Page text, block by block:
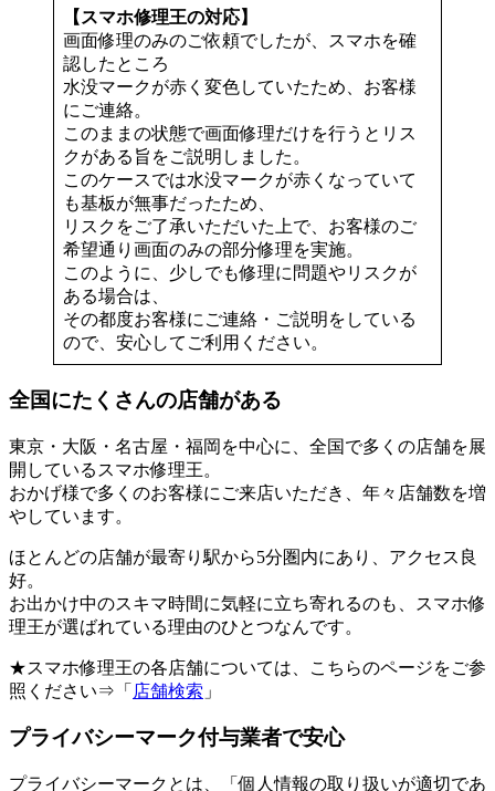
【スマホ修理王の対応】
画面修理のみのご依頼でしたが、スマホを確
認したところ
水没マークが赤く変色していたため、お客様
にご連絡。
このままの状態で画面修理だけを行うとリス
クがある旨をご説明しました。
このケースでは水没マークが赤くなっていて
も基板が無事だったため、
リスクをご了承いただいた上で、お客様のご
希望通り画面のみの部分修理を実施。
このように、少しでも修理に問題やリスクが
ある場合は、
その都度お客様にご連絡・ご説明をしている
ので、安心してご利用ください。
全国にたくさんの店舗がある
東京・大阪・名古屋・福岡を中心に、全国で多くの店舗を展
開しているスマホ修理王。
おかげ様で多くのお客様にご来店いただき、年々店舗数を増
やしています。
ほとんどの店舗が最寄り駅から5分圏内にあり、アクセス良
好。
お出かけ中のスキマ時間に気軽に立ち寄れるのも、スマホ修
理王が選ばれている理由のひとつなんです。
★スマホ修理王の各店舗については、こちらのページをご参
照ください⇒「 店舗検索 」
プライバシーマーク付与業者で安心
プライバシーマークとは、「個人情報の取り扱いが適切であ